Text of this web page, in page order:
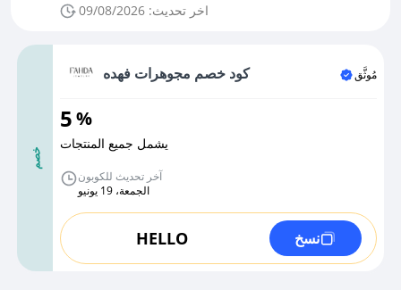
اخر تحديث: 09/08/2026
خصم
كود خصم مجوهرات فهده مُوثَّق
5%
يشمل جميع المنتجات
آخر تحديث للكوبون
الجمعة، 19 يونيو
HELLO نسخ